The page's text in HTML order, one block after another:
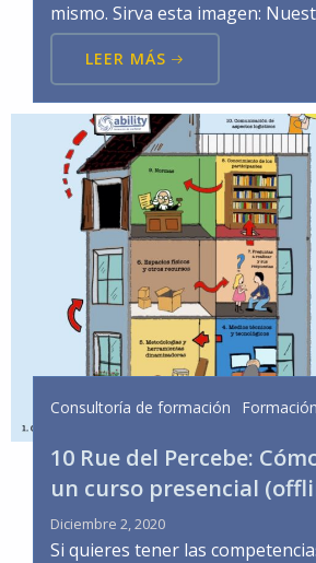
mismo. Sirva esta imagen:
LEER MÁS
Consultoría de formación
10 Rue del Percebe:
un curso presencial
Diciembre 2, 2020
Si quieres tener las